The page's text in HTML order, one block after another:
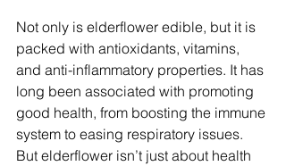
Not only is elderflower edible, but it is
packed with antioxidants, vitamins,
and anti-inflammatory properties. It has
long been associated with promoting
good health, from boosting the immune
system to easing respiratory issues.
But elderflower isn’t just about health